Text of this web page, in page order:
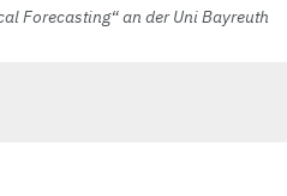
Forecasting“ an der Uni Bayreuth